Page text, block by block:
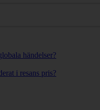
händelser?
i resans pris?